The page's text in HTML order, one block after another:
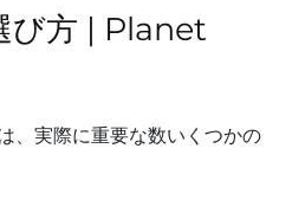
び方 | Planet
、実際に重要な数いくつかの